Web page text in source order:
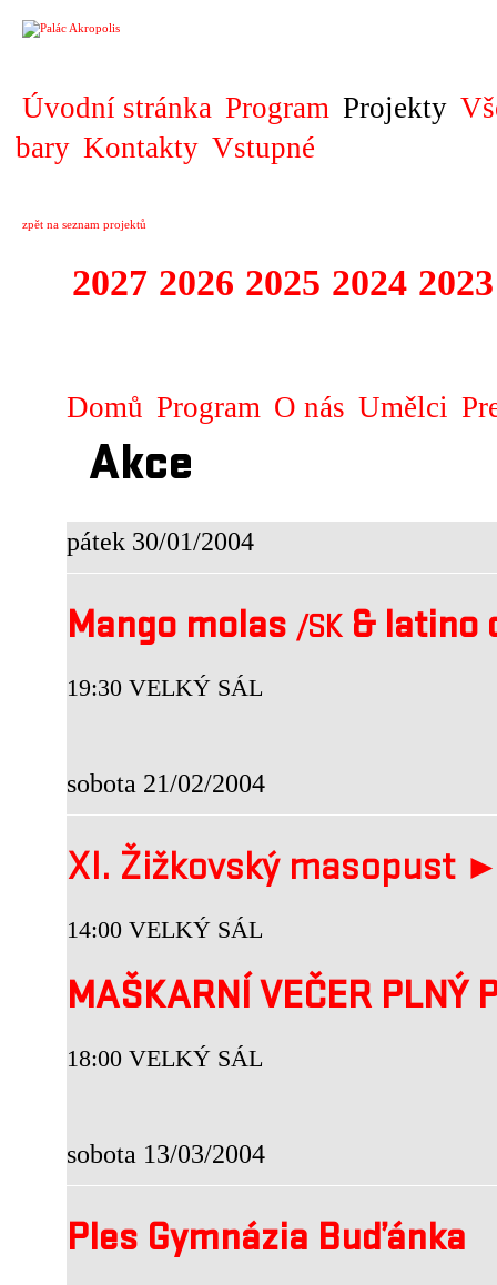
Úvodní stránka Program Projekty
bary Kontakty Vstupné
zpět na seznam projektů
2027 2026 2025 2024 2023
Domů Program O nás Umělci
Akce
pátek 30/01/2004
Mango molas /SK& latino
19:30 VELKÝ SÁL
sobota 21/02/2004
XI. Žižkovský masopust
14:00 VELKÝ SÁL
MAŠKARNÍ VEČER PLNÝ
18:00 VELKÝ SÁL
sobota 13/03/2004
Ples Gymnázia Buďánka